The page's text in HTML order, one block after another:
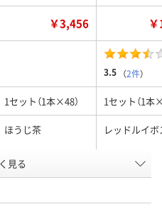
￥3,456
3.5 （2件）
1セット（1本×48） 1セット（1本
ほうじ茶 レッドルイボ
RR06354 RR06340
見る